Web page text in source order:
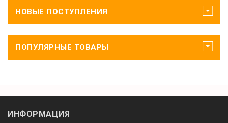
НОВЫЕ ПОСТУПЛЕНИЯ
ПОПУЛЯРНЫЕ ТОВАРЫ
ИНФОРМАЦИЯ